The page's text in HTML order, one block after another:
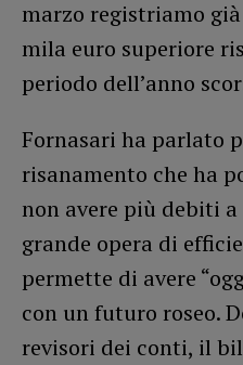
marzo registriamo
mila euro superiore
periodo dell’anno
Fornasari ha parlato
risanamento che ha
non avere più debiti
grande opera di
permette di avere
con un futuro roseo.
revisori dei conti, il